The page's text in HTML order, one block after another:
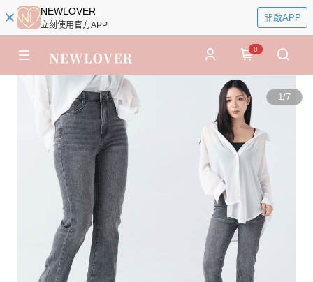
NEWLOVER
立刻使用官方APP
開啟APP
0
1/7